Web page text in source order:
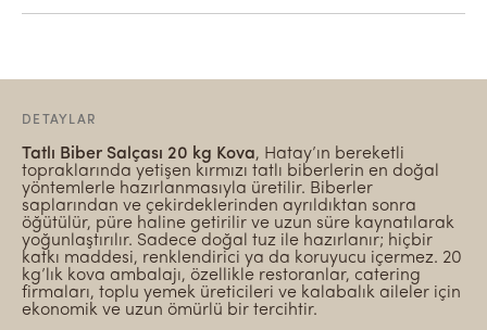
DETAYLAR
Tatlı Biber Salçası 20 kg Kova, Hatay’ın bereketli
topraklarında yetişen kırmızı tatlı biberlerin en doğal
yöntemlerle hazırlanmasıyla üretilir. Biberler
saplarından ve çekirdeklerinden ayrıldıktan sonra
öğütülür, püre haline getirilir ve uzun süre kaynatılarak
yoğunlaştırılır. Sadece doğal tuz ile hazırlanır; hiçbir
katkı maddesi, renklendirici ya da koruyucu içermez. 20
kg’lık kova ambalajı, özellikle restoranlar, catering
firmaları, toplu yemek üreticileri ve kalabalık aileler için
ekonomik ve uzun ömürlü bir tercihtir.